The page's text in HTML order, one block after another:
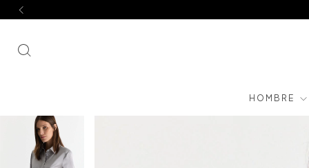
HOMBRE